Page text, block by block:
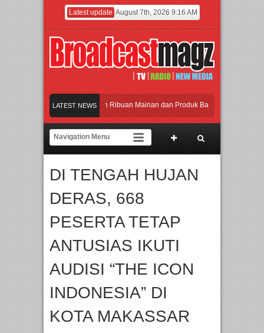
Latest update August 7th, 2026 9:16 AM
LATEST NEWS
Jakarta dengan Ribuan Mainan dan Produk Bayi dari Seluruh Dunia,
Gerbang Inovasi dan Peluang Bisnis Industri Gifts dan Housewares Asia
Perpaduan Warisan Dan Semangat Lokal, BIRKENSTOCK INDONESIA
Jakarta dengan Ribuan Mainan dan Produk Bayi dari Seluruh Dunia,
DI TENGAH HUJAN
DERAS, 668
PESERTA TETAP
ANTUSIAS IKUTI
AUDISI “THE ICON
INDONESIA” DI
KOTA MAKASSAR